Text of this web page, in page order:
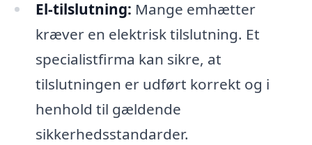
El-tilslutning: Mange emhætter
kræver en elektrisk tilslutning. Et
specialistfirma kan sikre, at
tilslutningen er udført korrekt og i
henhold til gældende
sikkerhedsstandarder.